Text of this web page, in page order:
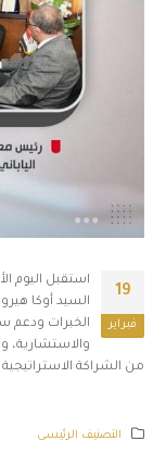
19
فبراير
استقبل اليوم
السيد أوكا
الخبرات ودعم
والاستشارية،
من الشراكة الاستراتيجية
التصنيف الرئيسى